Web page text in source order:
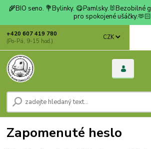
🌾BIO seno. 💐Bylinky. 😋Pamlsky.🐰Bezobilné
pro spokojené ušáčky.🫶🏻
CZK
+420 607 419 780
(Po-Pá, 9-15 hod.)
Zapomenuté heslo